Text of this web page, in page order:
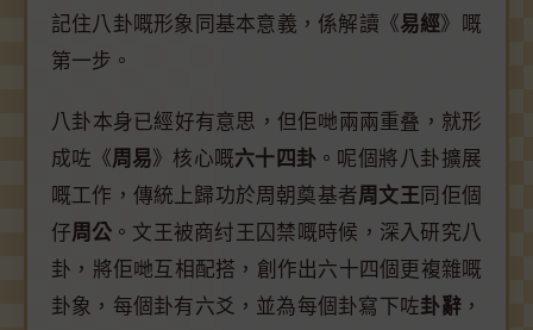
記住八卦嘅形象同基本意義，係解讀《易經》嘅
第一步。
八卦本身已經好有意思，但佢哋兩兩重叠，就形
成咗《周易》核心嘅六十四卦 。呢個將八卦擴展
嘅工作，傳統上歸功於周朝奠基者周文王 同佢個
仔周公 。文王被商纣王囚禁嘅時候，深入研究八
卦，將佢哋互相配搭，創作出六十四個更複雜嘅
卦象，每個卦有六爻，並為每個卦寫下咗卦辭 ，